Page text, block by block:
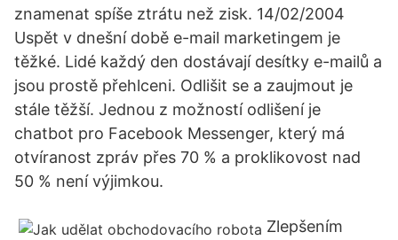
znamenat spíše ztrátu než zisk. 14/02/2004
Uspět v dnešní době e-mail marketingem je
těžké. Lidé každý den dostávají desítky e-mailů a
jsou prostě přehlceni. Odlišit se a zaujmout je
stále těžší. Jednou z možností odlišení je
chatbot pro Facebook Messenger, který má
otvíranost zpráv přes 70 % a proklikovost nad
50 % není výjimkou.
Zlepšením